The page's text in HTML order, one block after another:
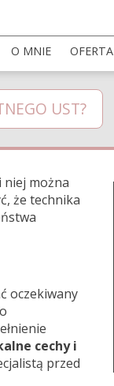
O MNIE OFERTA
UST?
można
że technika
oczekiwany
cechy i
przed